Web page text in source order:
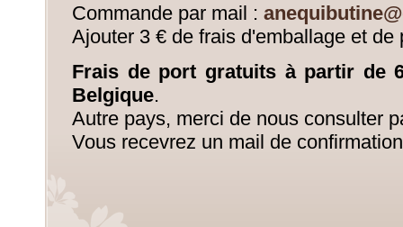
Commande par mail :
Ajouter 3 € de frais d'emballage et
Frais de port gratuits à partir de
Belgique.
Autre pays, merci de nous consulter
Vous recevrez un mail de